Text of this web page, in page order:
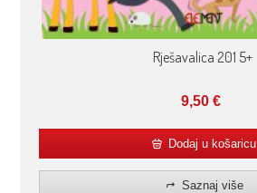
Rješavalica 201 5+
9,50€
Dodaj u košaricu
Saznaj više